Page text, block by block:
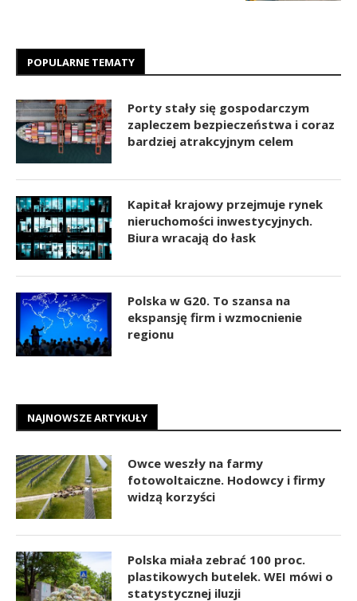
POPULARNE TEMATY
Porty stały się gospodarczym
zapleczem bezpieczeństwa i coraz
bardziej atrakcyjnym celem
Kapitał krajowy przejmuje rynek
nieruchomości inwestycyjnych.
Biura wracają do łask
Polska w G20. To szansa na
ekspansję firm i wzmocnienie
regionu
NAJNOWSZE ARTYKUŁY
Owce weszły na farmy
fotowoltaiczne. Hodowcy i firmy
widzą korzyści
Polska miała zebrać 100 proc.
plastikowych butelek. WEI mówi o
statystycznej iluzji